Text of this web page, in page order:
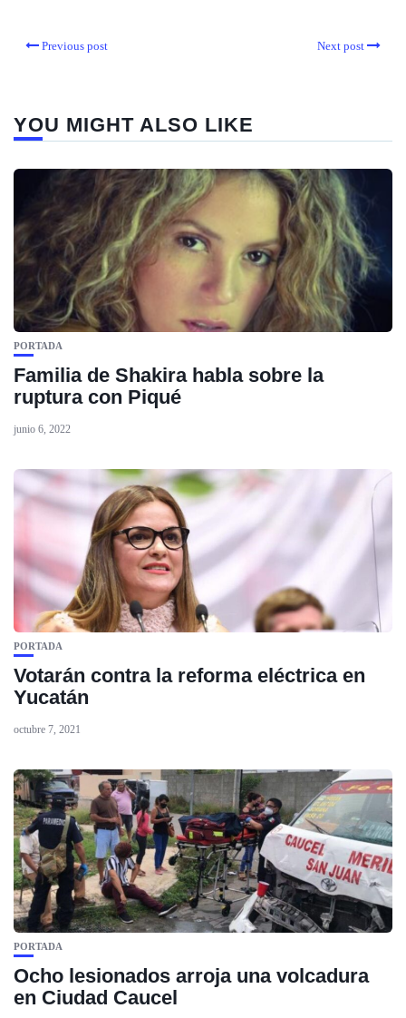
Previous post Next post
YOU MIGHT ALSO LIKE
PORTADA
Familia de Shakira habla sobre la
ruptura con Piqué
junio 6, 2022
PORTADA
Votarán contra la reforma eléctrica en
Yucatán
octubre 7, 2021
PORTADA
Ocho lesionados arroja una volcadura
en Ciudad Caucel